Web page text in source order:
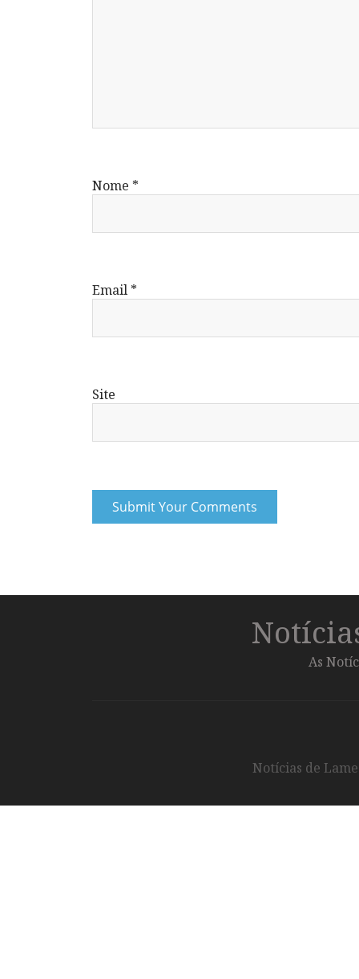
Nome *
Email *
Site
As
Notícias de